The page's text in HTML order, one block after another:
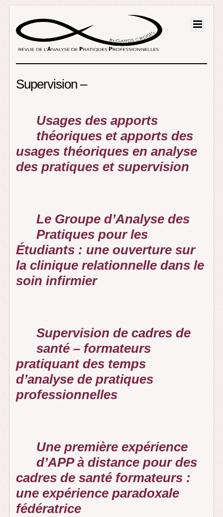
Supervision –
Usages des apports
théoriques et apports des
usages théoriques en analyse
des pratiques et supervision
Le Groupe d’Analyse des
Pratiques pour les
Étudiants : une ouverture sur
la clinique relationnelle dans le
soin infirmier
Supervision de cadres de
santé – formateurs
pratiquant des temps
d’analyse de pratiques
professionnelles
Une première expérience
d’APP à distance pour des
cadres de santé formateurs :
une expérience paradoxale
fédératrice